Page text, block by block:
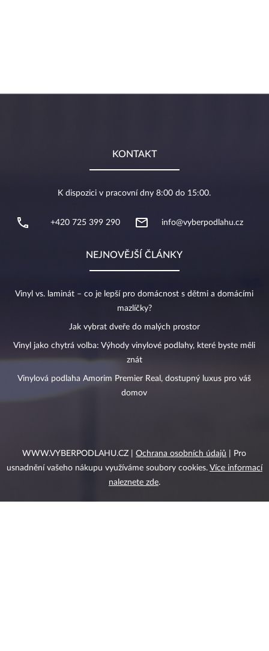
KONTAKT
K dispozici v pracovní dny 8:00 do 15:00.
+420 725 399 290 info@vyberpodlahu.cz
NEJNOVĚJŠÍ ČLÁNKY
Vinyl vs. laminát – co je lepší pro domácnost s dětmi a domácími
mazlíčky?
Jak vybrat dveře do malých prostor
Vinyl jako chytrá volba: Výhody vinylové podlahy, které byste měli
znát
Vinylová podlaha Amorim Premier Real, dostupný luxus pro váš
domov
WWW.VYBERPODLAHU.CZ |Ochrana osobních údajů
| Pro
usnadnění vašeho nákupu využíváme soubory cookies. Více informací
naleznete zde.